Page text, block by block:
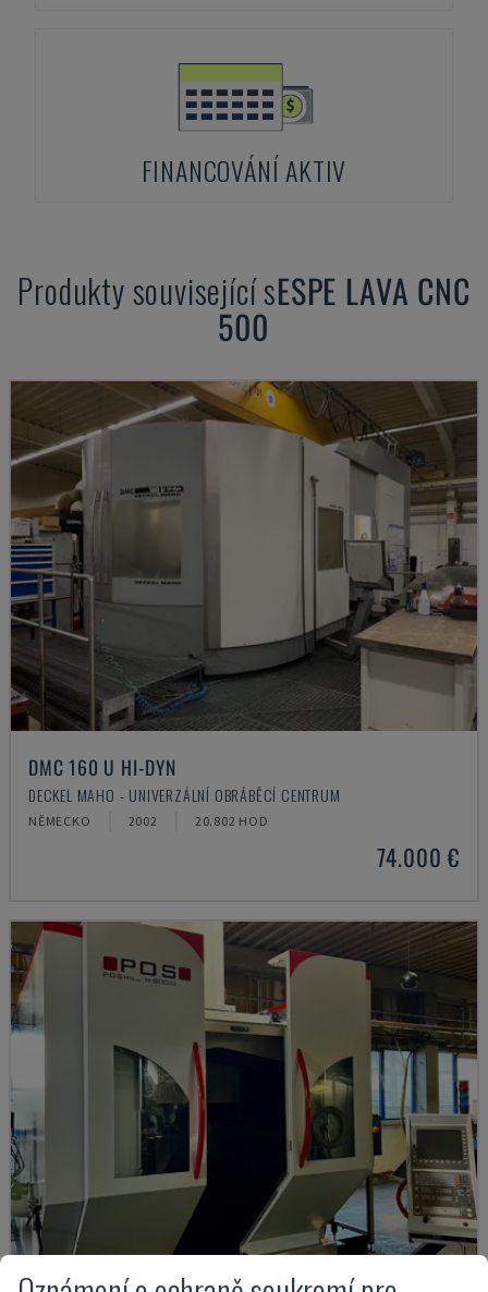
FINANCOVÁNÍ AKTIV
Produkty související sESPE LAVA CNC
500
DMC 160 U HI-DYN
DECKEL MAHO - UNIVERZÁLNÍ OBRÁBĚCÍ CENTRUM
NĚMECKO 2002 20.802 HOD
74.000 €